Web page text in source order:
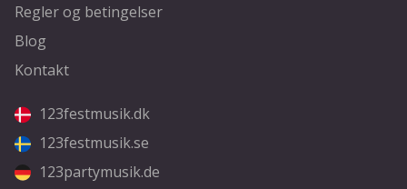
Regler og betingelser
Blog
Kontakt
123festmusik.dk
123festmusik.se
123partymusik.de